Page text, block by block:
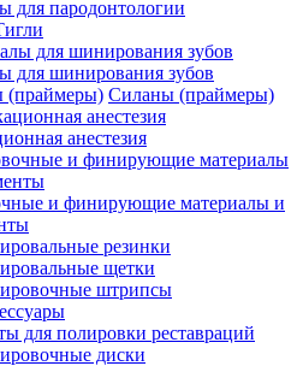
для пародонтологии
для шинирования зубов
Силаны (праймеры)
анестезия
и финирующие материалы и
резинки
щетки
штрипсы
для полировки реставраций
диски